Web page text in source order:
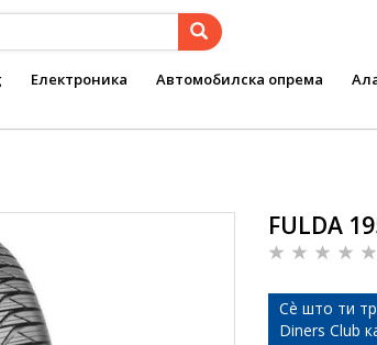
Електроника Автомобилска опрема
FULDA
Сѐ што ти
Diners Club